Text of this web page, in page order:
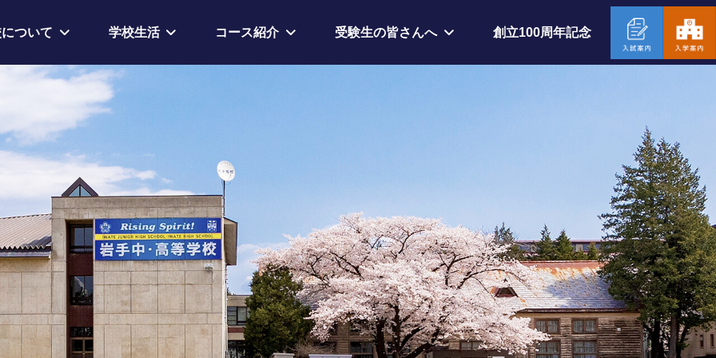
ついて 学校生活 コース紹介 受験生の皆さんへ 創立100周年記念